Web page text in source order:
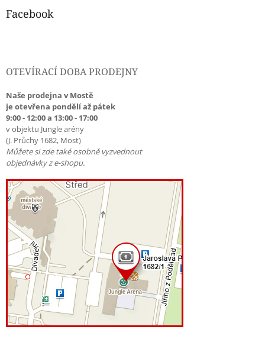
Facebook
OTEVÍRACÍ DOBA PRODEJNY
Naše prodejna v Mostě
je otevřena pondělí až pátek
9:00 - 12:00 a 13:00 - 17:00
v objektu Jungle arény
(J. Průchy 1682, Most)
Můžete si zde také osobně vyzvednout
objednávky z e-shopu.